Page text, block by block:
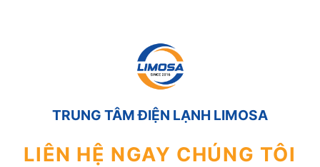
TRUNG TÂM ĐIỆN LẠNH LIMOSA
LIÊN HỆ NGAY CHÚNG TÔI